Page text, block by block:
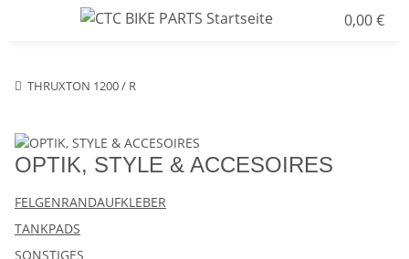
0,00 €
THRUXTON 1200 / R
OPTIK, STYLE & ACCESOIRES
FELGENRANDAUFKLEBER
TANKPADS
SONSTIGES